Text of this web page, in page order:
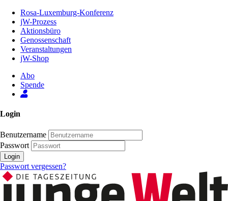
Inhalt
Seite
Rosa-Luxemburg-Konferenz
jW-Prozess
Aktionsbüro
Genossenschaft
Veranstaltungen
jW-Shop
Abo
Spende
Login
Benutzername
Passwort
Login
Passwort vergessen?